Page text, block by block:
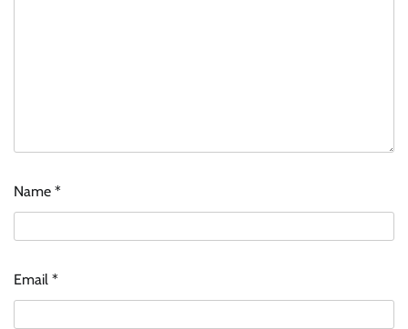
Name *
Email *